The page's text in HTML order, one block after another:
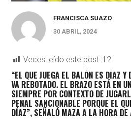
FRANCISCA SUAZO
30 ABRIL, 2024
Veces leído este post: 12
“EL QUE JUEGA EL BALÓN ES DÍAZ Y
VA REBOTADO. EL BRAZO ESTÁ EN
SIEMPRE POR CONTEXTO DE
PENAL SANCIONABLE PORQUE EL
DÍAZ”, SEÑALÓ MAZAA LA HORA DE